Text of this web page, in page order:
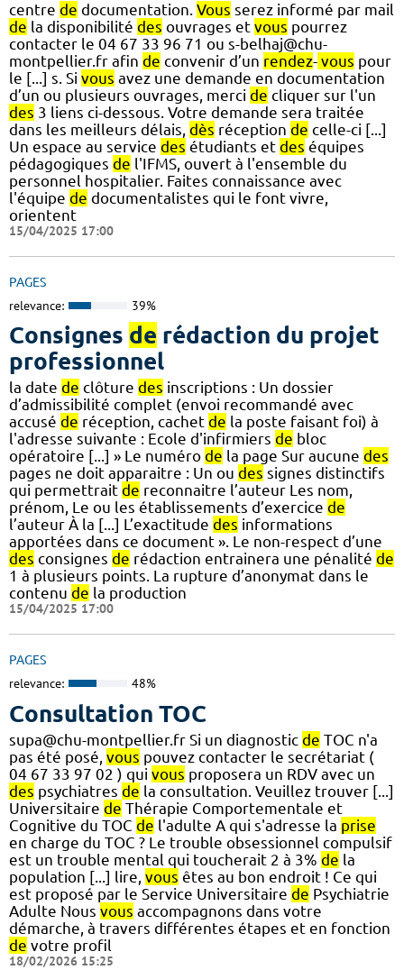
centre de documentation. Vous serez informé par mail
de la disponibilité des ouvrages et vous pourrez
contacter le 04 67 33 96 71 ou s-belhaj@chu-
montpellier.fr afin de convenir d’un rendez- vous pour
le [...] s. Si vous avez une demande en documentation
d’un ou plusieurs ouvrages, merci de cliquer sur l'un
des 3 liens ci-dessous. Votre demande sera traitée
dans les meilleurs délais, dès réception de celle-ci [...]
Un espace au service des étudiants et des équipes
pédagogiques de l'IFMS, ouvert à l'ensemble du
personnel hospitalier. Faites connaissance avec
l'équipe de documentalistes qui le font vivre,
orientent
15/04/2025 17:00
PAGES
relevance: 39%
Consignes de rédaction du projet
professionnel
la date de clôture des inscriptions : Un dossier
d’admissibilité complet (envoi recommandé avec
accusé de réception, cachet de la poste faisant foi) à
l'adresse suivante : Ecole d'infirmiers de bloc
opératoire [...] » Le numéro de la page Sur aucune des
pages ne doit apparaitre : Un ou des signes distinctifs
qui permettrait de reconnaitre l’auteur Les nom,
prénom, Le ou les établissements d’exercice de
l’auteur À la [...] L’exactitude des informations
apportées dans ce document ». Le non-respect d’une
des consignes de rédaction entrainera une pénalité de
1 à plusieurs points. La rupture d’anonymat dans le
contenu de la production
15/04/2025 17:00
PAGES
relevance: 48%
Consultation TOC
supa@chu-montpellier.fr Si un diagnostic de TOC n'a
pas été posé, vous pouvez contacter le secrétariat (
04 67 33 97 02 ) qui vous proposera un RDV avec un
des psychiatres de la consultation. Veuillez trouver [...]
Universitaire de Thérapie Comportementale et
Cognitive du TOC de l'adulte A qui s'adresse la prise
en charge du TOC ? Le trouble obsessionnel compulsif
est un trouble mental qui toucherait 2 à 3% de la
population [...] lire, vous êtes au bon endroit ! Ce qui
est proposé par le Service Universitaire de Psychiatrie
Adulte Nous vous accompagnons dans votre
démarche, à travers différentes étapes et en fonction
de votre profil
18/02/2026 15:25